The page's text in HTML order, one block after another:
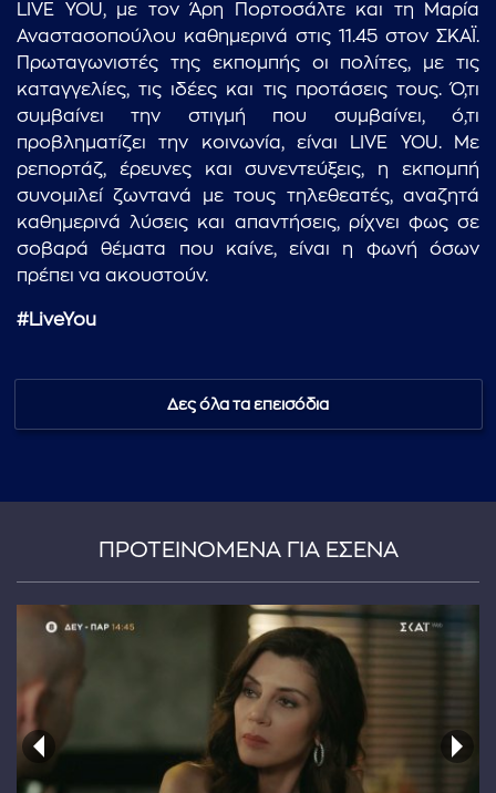
...πληκτρολογήστε κείμενο προς αναζήτηση
LIVE YOU, με τον Άρη Πορτοσάλτε και τη Μαρία
Αναστασοπούλου καθημερινά στις 11.45 στον ΣΚΑΪ.
Πρωταγωνιστές της εκπομπής οι πολίτες, με τις
καταγγελίες, τις ιδέες και τις προτάσεις τους. Ό,τι
συμβαίνει την στιγμή που συμβαίνει, ό,τι
προβληματίζει την κοινωνία, είναι LIVE YOU. Με
ρεπορτάζ, έρευνες και συνεντεύξεις, η εκπομπή
συνομιλεί ζωντανά με τους τηλεθεατές, αναζητά
καθημερινά λύσεις και απαντήσεις, ρίχνει φως σε
σοβαρά θέματα που καίνε, είναι η φωνή όσων
πρέπει να ακουστούν.
#LiveYou
Δες όλα τα επεισόδια
ΠΡΟΤΕΙΝΟΜΕΝΑ ΓΙΑ ΕΣΕΝΑ